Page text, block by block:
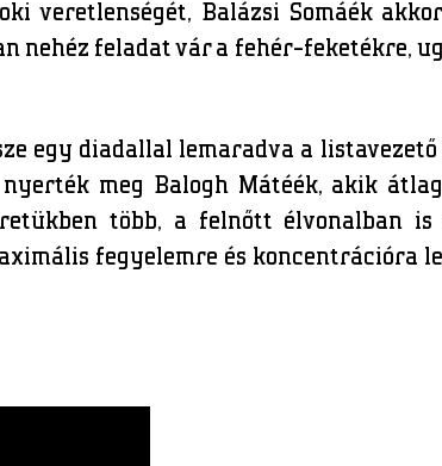
veretlenségét, Balázsi Somáék
nehéz feladat vár a fehér-feketékre,
egy diadallal lemaradva a listavezető
meg Balogh Mátéék, akik
több, a felnőtt élvonalban is
fegyelemre és koncentrációra